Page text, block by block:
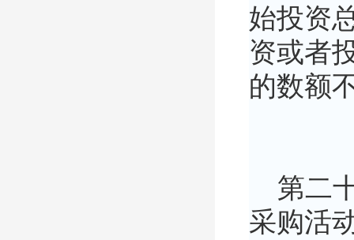
始投资
资或者
的数额
第二
采购活